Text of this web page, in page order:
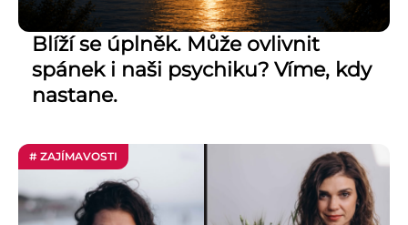
Blíží se úplněk. Může ovlivnit
spánek i naši psychiku? Víme, kdy
nastane.
# ZAJÍMAVOSTI